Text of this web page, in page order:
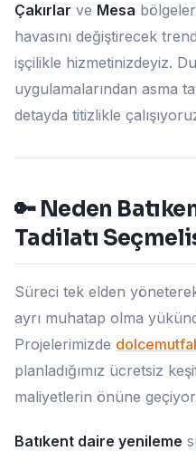
Çakırlar ve Mesa
havasını değiştirecek
işçilikle hizmetinizdeyiz.
uygulamalarından asma
detayda titizlikle
🔑 Neden
Tadilatı
Süreci tek elden
ayrı muhatap olma
Projelerimizde
planladığımız ücretsiz
maliyetlerin önüne
Batıkent daire yenileme